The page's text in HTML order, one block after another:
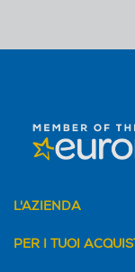
L'AZIENDA
PER I TUOI